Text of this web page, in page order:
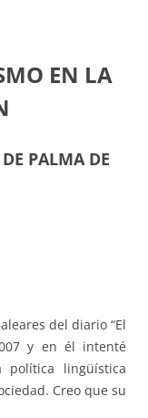
EN LA
PALMA DE
del diario “El
y en él intenté
política lingüística
Creo que su